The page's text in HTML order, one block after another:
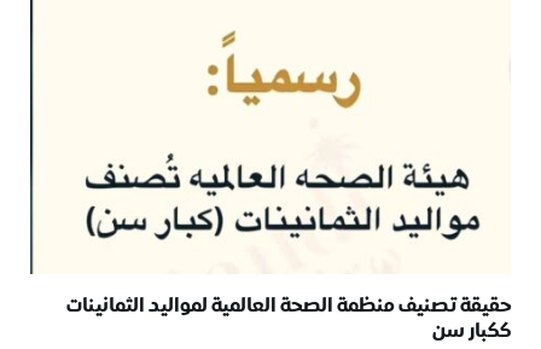
حقيقة تصنيف منظمة الصحة العالمية لمواليد الثمانينات
ككبار سن